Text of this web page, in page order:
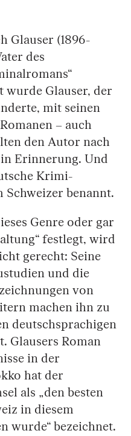
Glauser (1896-
des
wurde Glauser, der
mit seinen
– auch
den Autor nach
Erinnerung. Und
Krimi-
benannt.
Genre oder gar
festlegt, wird
gerecht: Seine
und die
von
machen ihn zu
deutschsprachigen
Glausers Roman
in der
hat der
als „den besten
in diesem
wurde“ bezeichnet.